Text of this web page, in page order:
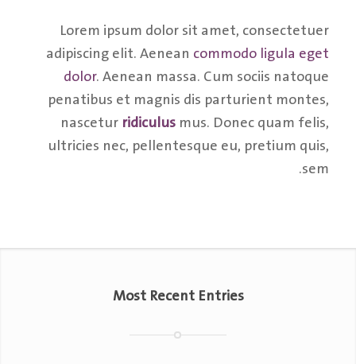
Lorem ipsum dolor sit amet, consectetuer
adipiscing elit. Aenean commodo ligula eget
dolor. Aenean massa. Cum sociis natoque
penatibus et magnis dis parturient montes,
nascetur ridiculus mus. Donec quam felis,
ultricies nec, pellentesque eu, pretium quis,
sem.
Most Recent Entries